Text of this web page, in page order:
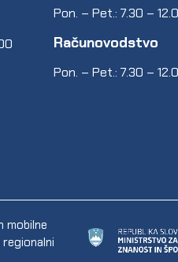
Pon. – Pet.: 7.30 –
Računovodstvo
Pon. – Pet.: 7.30 –
mobilne